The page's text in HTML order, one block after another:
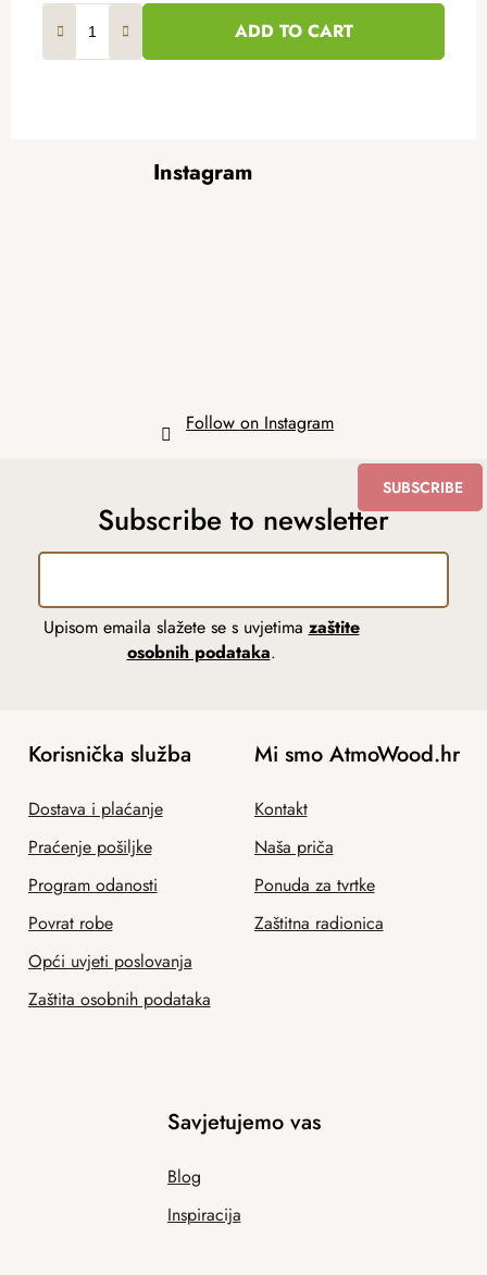
ADD TO CART
Instagram
Follow on Instagram
Subscribe to newsletter
Upisom emaila slažete se s uvjetima zaštite
osobnih podataka.
SUBSCRIBE
Korisnička služba
Dostava i plaćanje
Praćenje pošiljke
Program odanosti
Povrat robe
Opći uvjeti poslovanja
Zaštita osobnih podataka
Mi smo AtmoWood.hr
Kontakt
Naša priča
Ponuda za tvrtke
Zaštitna radionica
Savjetujemo vas
Blog
Inspiracija